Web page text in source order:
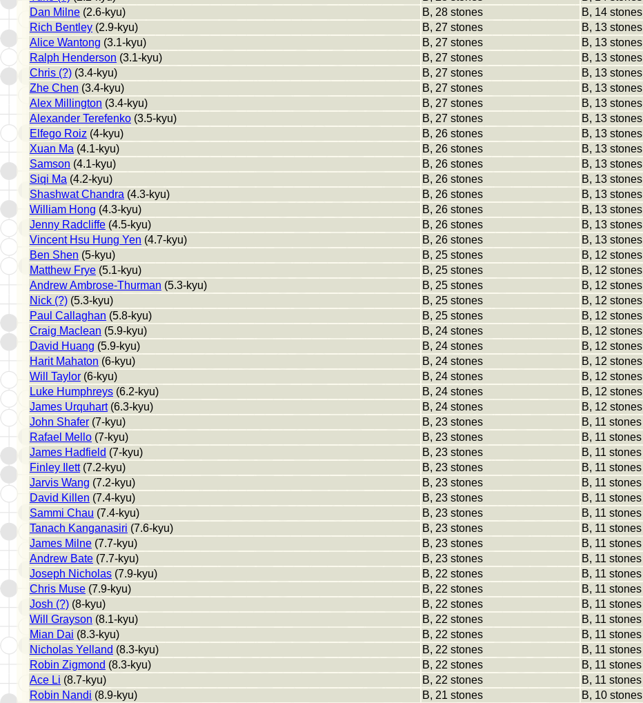
Dan Milne (2.6-kyu) B, 28 stones B, 14 stones
Rich Bentley (2.9-kyu) B, 27 stones B, 13 stones
Alice Wantong (3.1-kyu) B, 27 stones B, 13 stones
Ralph Henderson (3.1-kyu) B, 27 stones B, 13 stones
Chris (?) (3.4-kyu) B, 27 stones B, 13 stones
Zhe Chen (3.4-kyu) B, 27 stones B, 13 stones
Alex Millington (3.4-kyu) B, 27 stones B, 13 stones
Alexander Terefenko (3.5-kyu) B, 27 stones B, 13 stones
Elfego Roiz (4-kyu) B, 26 stones B, 13 stones
Xuan Ma (4.1-kyu) B, 26 stones B, 13 stones
Samson (4.1-kyu) B, 26 stones B, 13 stones
Siqi Ma (4.2-kyu) B, 26 stones B, 13 stones
Shashwat Chandra (4.3-kyu) B, 26 stones B, 13 stones
William Hong (4.3-kyu) B, 26 stones B, 13 stones
Jenny Radcliffe (4.5-kyu) B, 26 stones B, 13 stones
Vincent Hsu Hung Yen (4.7-kyu) B, 26 stones B, 13 stones
Ben Shen (5-kyu) B, 25 stones B, 12 stones
Matthew Frye (5.1-kyu) B, 25 stones B, 12 stones
Andrew Ambrose-Thurman (5.3-kyu) B, 25 stones B, 12 stones
Nick (?) (5.3-kyu) B, 25 stones B, 12 stones
Paul Callaghan (5.8-kyu) B, 25 stones B, 12 stones
Craig Maclean (5.9-kyu) B, 24 stones B, 12 stones
David Huang (5.9-kyu) B, 24 stones B, 12 stones
Harit Mahaton (6-kyu) B, 24 stones B, 12 stones
Will Taylor (6-kyu) B, 24 stones B, 12 stones
Luke Humphreys (6.2-kyu) B, 24 stones B, 12 stones
James Urquhart(6.3-kyu) B, 24 stones B, 12 stones
John Shafer (7-kyu) B, 23 stones B, 11 stones
Rafael Mello (7-kyu) B, 23 stones B, 11 stones
James Hadfield (7-kyu) B, 23 stones B, 11 stones
Finley Ilett(7.2-kyu) B, 23 stones B, 11 stones
Jarvis Wang (7.2-kyu) B, 23 stones B, 11 stones
David Killen (7.4-kyu) B, 23 stones B, 11 stones
Sammi Chau (7.4-kyu) B, 23 stones B, 11 stones
Tanach Kanganasiri (7.6-kyu) B, 23 stones B, 11 stones
James Milne (7.7-kyu) B, 23 stones B, 11 stones
Andrew Bate (7.7-kyu) B, 23 stones B, 11 stones
Joseph Nicholas (7.9-kyu) B, 22 stones B, 11 stones
Chris Muse (7.9-kyu) B, 22 stones B, 11 stones
Josh (?) (8-kyu) B, 22 stones B, 11 stones
Will Grayson (8.1-kyu) B, 22 stones B, 11 stones
Mian Dai (8.3-kyu) B, 22 stones B, 11 stones
Nicholas Yelland (8.3-kyu) B, 22 stones B, 11 stones
Robin Zigmond (8.3-kyu) B, 22 stones B, 11 stones
Ace Li (8.7-kyu) B, 22 stones B, 11 stones
Robin Nandi (8.9-kyu) B, 21 stones B, 10 stones